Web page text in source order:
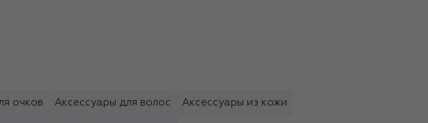
очков Аксессуары для волос Аксессуары из кожи